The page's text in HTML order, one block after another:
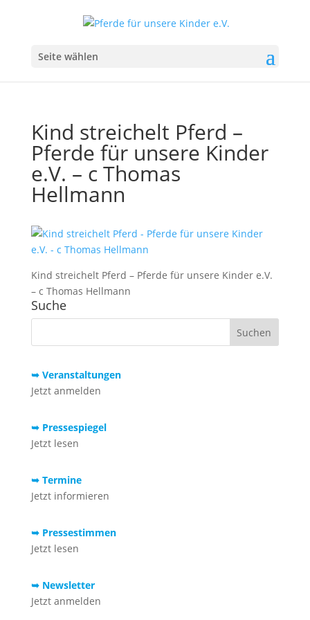
Seite wählen
Kind streichelt Pferd –
Pferde für unsere Kinder
e.V. – c Thomas
Hellmann
Kind streichelt Pferd – Pferde für unsere Kinder e.V.
– c Thomas Hellmann
Suche
➥ Veranstaltungen
Jetzt anmelden
➥ Pressespiegel
Jetzt lesen
➥ Termine
Jetzt informieren
➥ Pressestimmen
Jetzt lesen
➥ Newsletter
Jetzt anmelden